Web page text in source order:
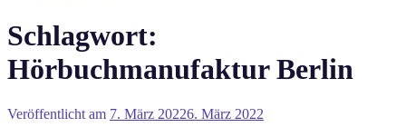
Schlagwort:
Hörbuchmanufaktur Berlin
Veröffentlicht am 7. März 20226. März 2022